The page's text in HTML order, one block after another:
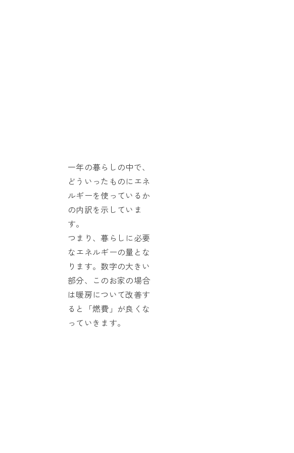
一年の暮らしの中で、
どういったものにエネ
ルギーを使っているか
の内訳を示していま
す。
つまり、暮らしに必要
なエネルギーの量とな
ります。数字の大きい
部分、このお家の場合
は暖房について改善す
ると「燃費」が良くな
っていきます。